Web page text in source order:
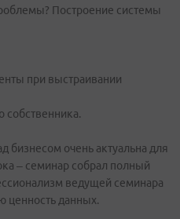
Построение системы
при выстраивании
собственника.
бизнесом очень актуальна для
– семинар собрал полный
ведущей семинара
ценность данных.